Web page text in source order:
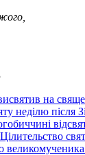
на
неділю після